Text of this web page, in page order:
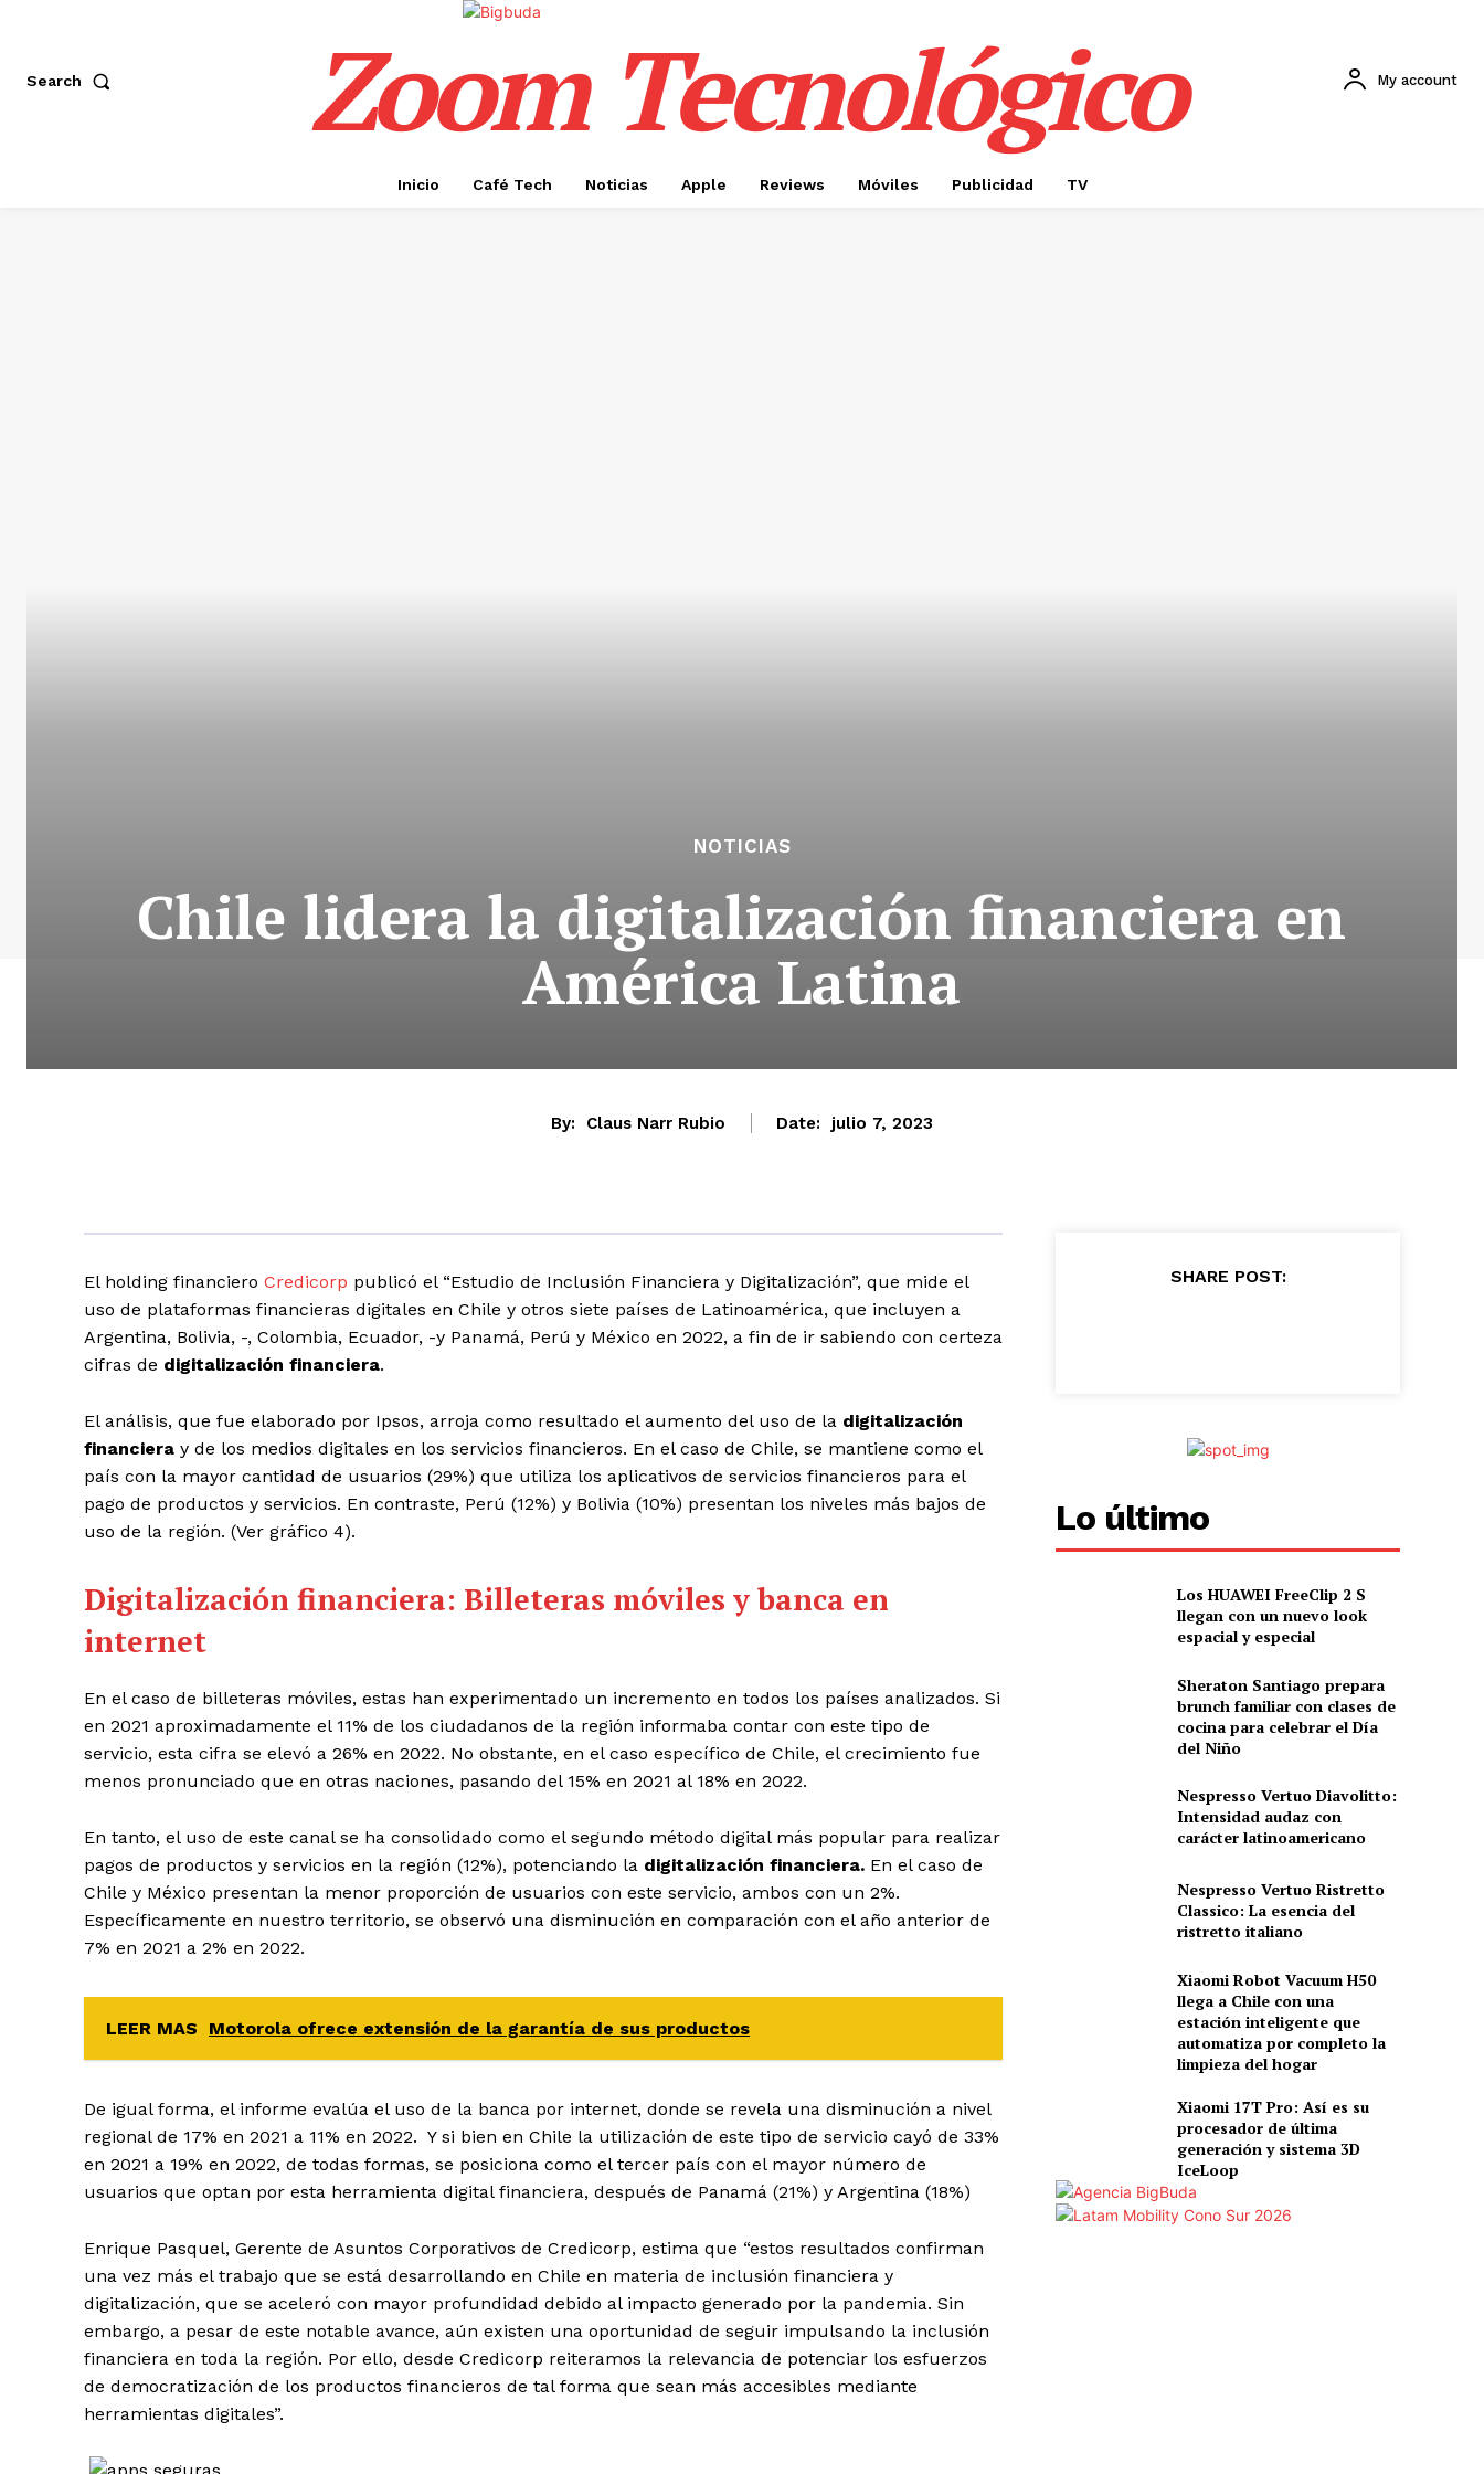
Search Zoom Tecnológico My account
Inicio Café Tech Noticias Apple Reviews Móviles Publicidad TV
NOTICIAS
Chile lidera la digitalización financiera en
América Latina
By: Claus Narr Rubio Date: julio 7, 2023
El holding financiero Credicorp publicó el “Estudio de Inclusión Financiera y Digitalización”, que mide el
uso de plataformas financieras digitales en Chile y otros siete países de Latinoamérica, que incluyen a
Argentina, Bolivia, -, Colombia, Ecuador, -y Panamá, Perú y México en 2022, a fin de ir sabiendo con certeza
cifras de digitalización financiera.
El análisis, que fue elaborado por Ipsos, arroja como resultado el aumento del uso de la digitalización
financiera y de los medios digitales en los servicios financieros. En el caso de Chile, se mantiene como el
país con la mayor cantidad de usuarios (29%) que utiliza los aplicativos de servicios financieros para el
pago de productos y servicios. En contraste, Perú (12%) y Bolivia (10%) presentan los niveles más bajos de
uso de la región. (Ver gráfico 4).
Digitalización financiera: Billeteras móviles y banca en
internet
En el caso de billeteras móviles, estas han experimentado un incremento en todos los países analizados. Si
en 2021 aproximadamente el 11% de los ciudadanos de la región informaba contar con este tipo de
servicio, esta cifra se elevó a 26% en 2022. No obstante, en el caso específico de Chile, el crecimiento fue
menos pronunciado que en otras naciones, pasando del 15% en 2021 al 18% en 2022.
En tanto, el uso de este canal se ha consolidado como el segundo método digital más popular para realizar
pagos de productos y servicios en la región (12%), potenciando la digitalización financiera. En el caso de
Chile y México presentan la menor proporción de usuarios con este servicio, ambos con un 2%.
Específicamente en nuestro territorio, se observó una disminución en comparación con el año anterior de
7% en 2021 a 2% en 2022.
LEER MAS Motorola ofrece extensión de la garantía de sus productos
De igual forma, el informe evalúa el uso de la banca por internet, donde se revela una disminución a nivel
regional de 17% en 2021 a 11% en 2022. Y si bien en Chile la utilización de este tipo de servicio cayó de 33%
en 2021 a 19% en 2022, de todas formas, se posiciona como el tercer país con el mayor número de
usuarios que optan por esta herramienta digital financiera, después de Panamá (21%) y Argentina (18%)
Enrique Pasquel, Gerente de Asuntos Corporativos de Credicorp, estima que “estos resultados confirman
una vez más el trabajo que se está desarrollando en Chile en materia de inclusión financiera y
digitalización, que se aceleró con mayor profundidad debido al impacto generado por la pandemia. Sin
embargo, a pesar de este notable avance, aún existen una oportunidad de seguir impulsando la inclusión
financiera en toda la región. Por ello, desde Credicorp reiteramos la relevancia de potenciar los esfuerzos
de democratización de los productos financieros de tal forma que sean más accesibles mediante
herramientas digitales”.
SHARE POST:
Lo último
Los HUAWEI FreeClip 2 S
llegan con un nuevo look
espacial y especial
Sheraton Santiago prepara
brunch familiar con clases de
cocina para celebrar el Día
del Niño
Nespresso Vertuo Diavolitto:
Intensidad audaz con
carácter latinoamericano
Nespresso Vertuo Ristretto
Classico: La esencia del
ristretto italiano
Xiaomi Robot Vacuum H50
llega a Chile con una
estación inteligente que
automatiza por completo la
limpieza del hogar
Xiaomi 17T Pro: Así es su
procesador de última
generación y sistema 3D
IceLoop